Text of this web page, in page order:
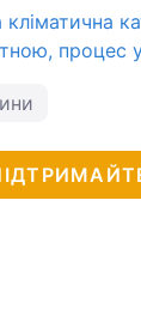
кліматична
процес